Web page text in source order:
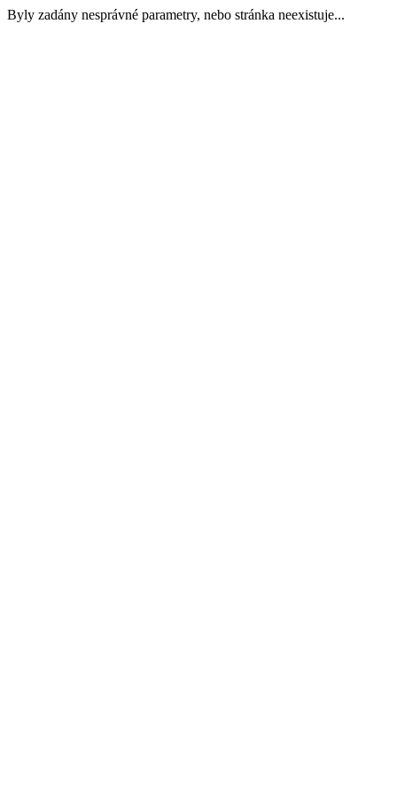
Byly zadány nesprávné parametry, nebo stránka neexistuje...